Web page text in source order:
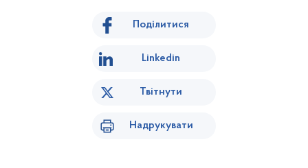
Поділитися
Linkedin
Твітнути
Надрукувати